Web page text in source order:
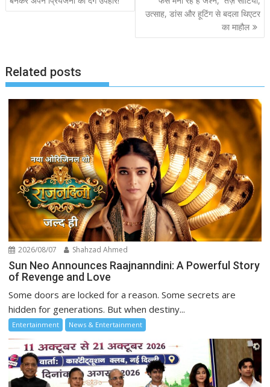
उत्साह, डांस और हूटिंग से बदला थिएटर
का माहौल
Related posts
2026/08/07 Shahzad Ahmed
Sun Neo Announces Raajnanndini: A Powerful Story
of Revenge and Love
Some doors are locked for a reason. Some secrets are
hidden for generations. But when destiny...
Entertainment News & Entertainment